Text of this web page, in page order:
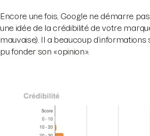
Encore une fois, Google ne démarre
une idée de la crédibilité de votre
mauvaise). Il a beaucoup d’informations
pu fonder son « opinion ».